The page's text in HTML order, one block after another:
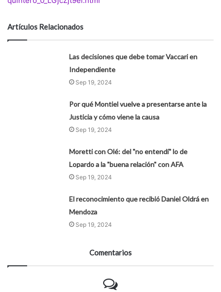
Artículos Relacionados
Las decisiones que debe tomar Vaccari en
Independiente
Sep 19, 2024
Por qué Montiel vuelve a presentarse ante la
Justicia y cómo viene la causa
Sep 19, 2024
Moretti con Olé: del "no entendí" lo de
Lopardo a la "buena relación" con AFA
Sep 19, 2024
El reconocimiento que recibió Daniel Oldrá en
Mendoza
Sep 19, 2024
Comentarios